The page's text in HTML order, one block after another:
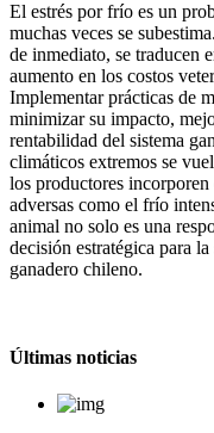
El estrés por frío es un
muchas veces se
de inmediato, se traducen
aumento en los costos
Implementar prácticas de
minimizar su impacto,
rentabilidad del sistema
climáticos extremos se
los productores incorporen
adversas como el frío
animal no solo es una
decisión estratégica para
ganadero chileno.
Últimas noticias